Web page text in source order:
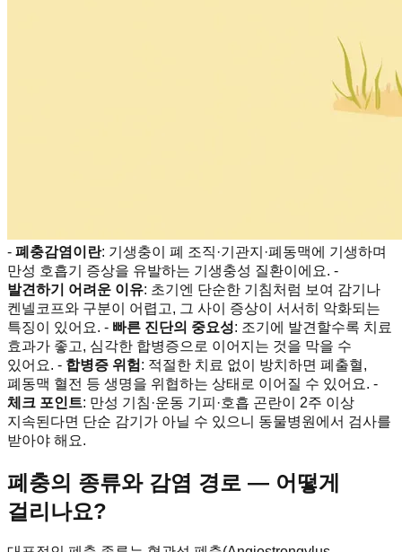
- 폐충감염이란: 기생충이 폐 조직·기관지·폐동맥에 기생하며
만성 호흡기 증상을 유발하는 기생충성 질환이에요. -
발견하기 어려운 이유: 초기엔 단순한 기침처럼 보여 감기나
켄넬코프와 구분이 어렵고, 그 사이 증상이 서서히 악화되는
특징이 있어요. - 빠른 진단의 중요성: 조기에 발견할수록 치료
효과가 좋고, 심각한 합병증으로 이어지는 것을 막을 수
있어요. - 합병증 위험 : 적절한 치료 없이 방치하면 폐출혈,
폐동맥 혈전 등 생명을 위협하는 상태로 이어질 수 있어요. -
체크 포인트: 만성 기침·운동 기피·호흡 곤란이 2주 이상
지속된다면 단순 감기가 아닐 수 있으니 동물병원에서 검사를
받아야 해요.
폐충의 종류와 감염 경로 — 어떻게
걸리나요?